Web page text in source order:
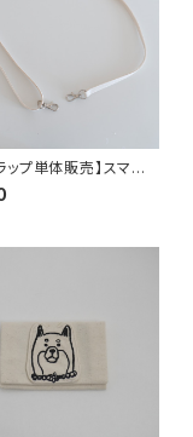
ップ単体販売】スマホ
/ペットボトルホルダ
ストラップ